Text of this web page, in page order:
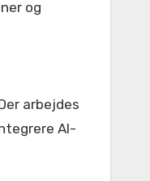
og
arbejdes
AI-